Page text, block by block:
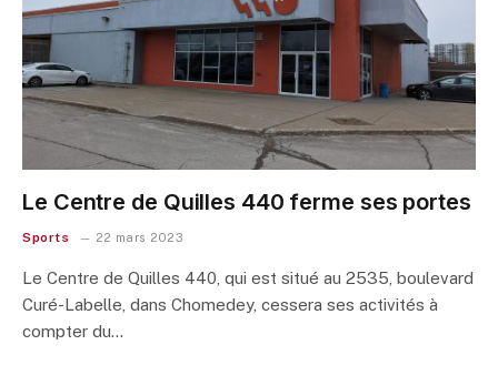
Le Centre de Quilles 440 ferme ses portes
Sports 22 mars 2023
Le Centre de Quilles 440, qui est situé au 2535, boulevard
Curé-Labelle, dans Chomedey, cessera ses activités à
compter du…